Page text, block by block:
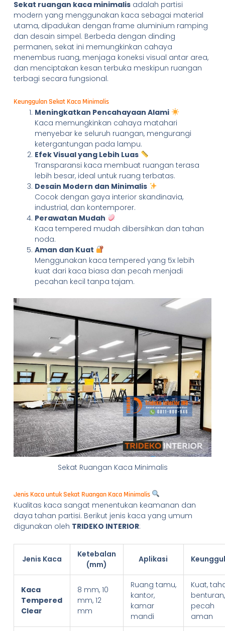
Sekat ruangan kaca minimalisadalah partisi
modern yang menggunakan kaca sebagai material
utama, dipadukan dengan frame aluminium ramping
dan desain simpel. Berbeda dengan dinding
permanen, sekat ini memungkinkan cahaya
menembus ruang, menjaga koneksi visual antar area,
dan menciptakan kesan terbuka meskipun ruangan
terbagi secara fungsional.
Keunggulan Sekat Kaca Minimalis
Meningkatkan Pencahayaan Alami
Kaca memungkinkan cahaya matahari
menyebar ke seluruh ruangan, mengurangi
ketergantungan pada lampu.
Efek Visual yang Lebih Luas
Transparansi kaca membuat ruangan terasa
lebih besar, ideal untuk ruang terbatas.
Desain Modern dan Minimalis
Cocok dengan gaya interior skandinavia,
industrial, dan kontemporer.
Perawatan Mudah
Kaca tempered mudah dibersihkan dan tahan
noda.
Aman dan Kuat
Menggunakan kaca tempered yang 5x lebih
kuat dari kaca biasa dan pecah menjadi
pecahan kecil tanpa tajam.
Sekat Ruangan Kaca Minimalis
Jenis Kaca untuk Sekat Ruangan Kaca Minimalis
Kualitas kaca sangat menentukan keamanan dan
daya tahan partisi. Berikut jenis kaca yang umum
digunakan oleh TRIDEKO INTERIOR:
Jenis Kaca
Ketebalan
(mm)
Aplikasi
Kaca
Tempered
Clear
8 mm, 10
mm, 12
mm
Ruang tamu,
kantor,
kamar
mandi
Kuat,
benturan,
pecah
aman